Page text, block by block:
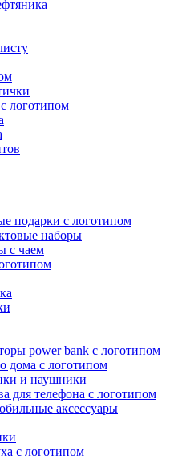
логотипом
подарки с логотипом
наборы
с чаем
power bank с логотипом
дома с логотипом
и наушники
для телефона с логотипом
аксессуары
с логотипом